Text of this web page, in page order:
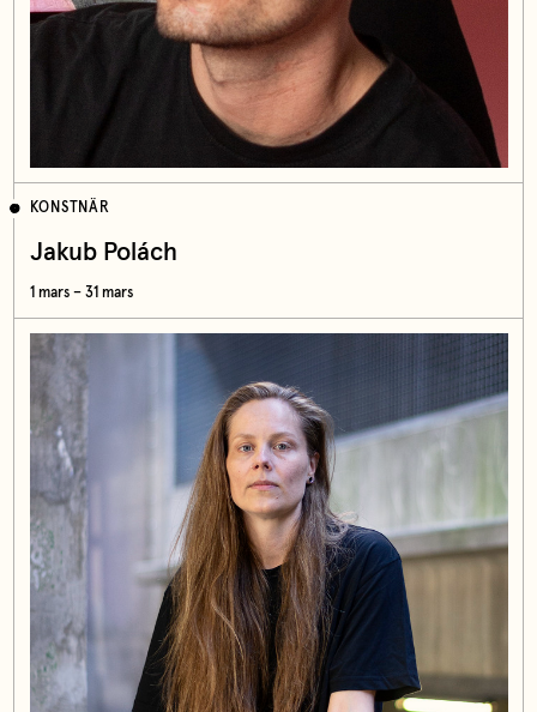
KONSTNÄR
Jakub Polách
1 mars – 31 mars